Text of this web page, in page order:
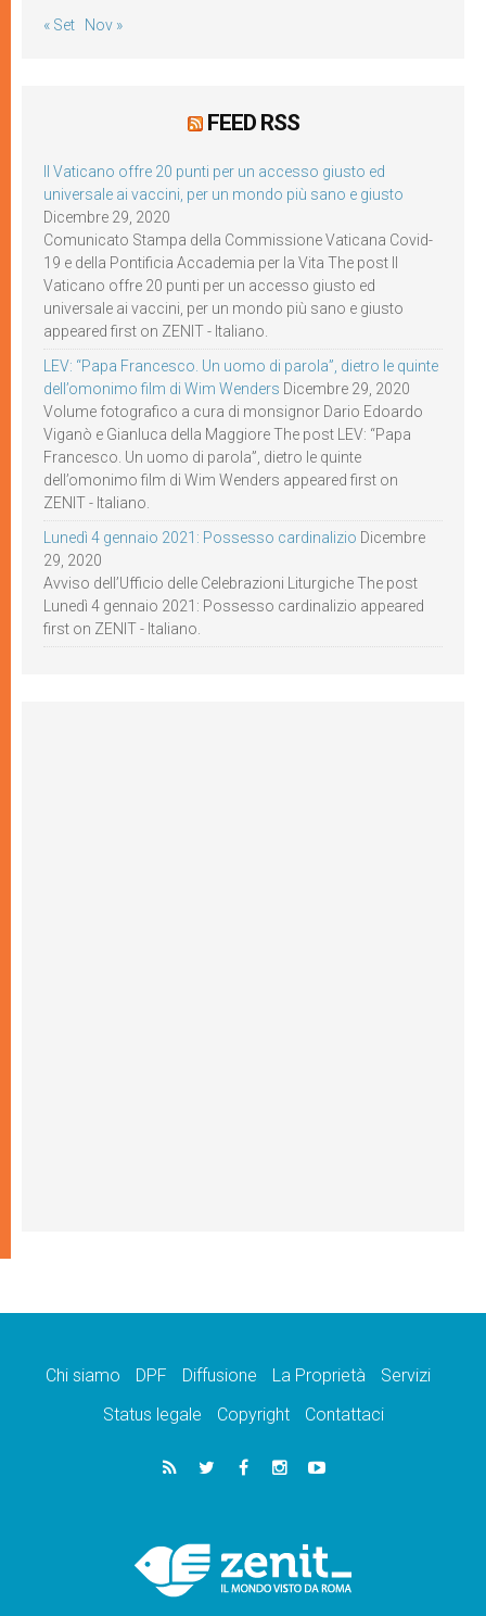
« Set Nov »
FEED RSS
Il Vaticano offre 20 punti per un accesso giusto ed
universale ai vaccini, per un mondo più sano e giusto
Dicembre 29, 2020
Comunicato Stampa della Commissione Vaticana Covid-
19 e della Pontificia Accademia per la Vita The post Il
Vaticano offre 20 punti per un accesso giusto ed
universale ai vaccini, per un mondo più sano e giusto
appeared first on ZENIT - Italiano.
LEV: “Papa Francesco. Un uomo di parola”, dietro le quinte
dell’omonimo film di Wim Wenders Dicembre 29, 2020
Volume fotografico a cura di monsignor Dario Edoardo
Viganò e Gianluca della Maggiore The post LEV: “Papa
Francesco. Un uomo di parola”, dietro le quinte
dell’omonimo film di Wim Wenders appeared first on
ZENIT - Italiano.
Lunedì 4 gennaio 2021: Possesso cardinalizio Dicembre
29, 2020
Avviso dell’Ufficio delle Celebrazioni Liturgiche The post
Lunedì 4 gennaio 2021: Possesso cardinalizio appeared
first on ZENIT - Italiano.
Chi siamo DPF Diffusione La Proprietà
Servizi
Status legale
Copyright Contattaci